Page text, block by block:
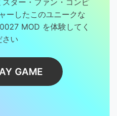
ーしたこのユニークな
MOD を体験してく
さい
GAME